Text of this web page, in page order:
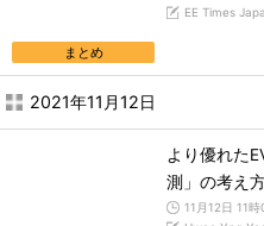
まとめ
EE Times
2021年11月12日
より優れた
測」の考え
11月12日 11